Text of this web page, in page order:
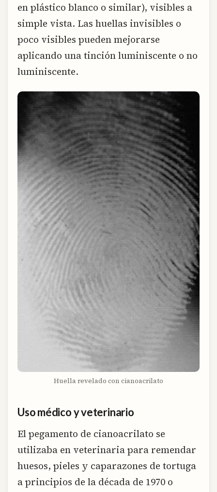
en plástico blanco o similar), visibles a
simple vista. Las huellas invisibles o
poco visibles pueden mejorarse
aplicando una tinción luminiscente o no
luminiscente.
Huella revelado con cianoacrilato
Uso médico y veterinario
El pegamento de cianoacrilato se
utilizaba en veterinaria para remendar
huesos, pieles y caparazones de tortuga
a principios de la década de 1970 o